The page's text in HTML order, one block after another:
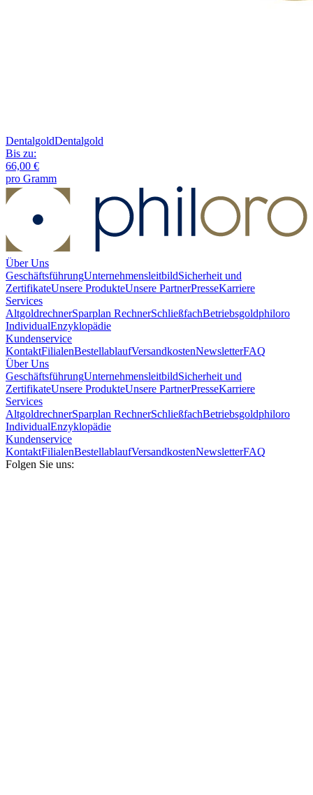
DentalgoldDentalgold
Bis zu:
66,00 €
pro Gramm
Über Uns
GeschäftsführungUnternehmensleitbildSicherheit und
ZertifikateUnsere ProdukteUnsere PartnerPresseKarriere
Services
AltgoldrechnerSparplan RechnerSchließfachBetriebsgoldphiloro
IndividualEnzyklopädie
Kundenservice
KontaktFilialenBestellablaufVersandkostenNewsletterFAQ
Über Uns
GeschäftsführungUnternehmensleitbildSicherheit und
ZertifikateUnsere ProdukteUnsere PartnerPresseKarriere
Services
AltgoldrechnerSparplan RechnerSchließfachBetriebsgoldphiloro
IndividualEnzyklopädie
Kundenservice
KontaktFilialenBestellablaufVersandkostenNewsletterFAQ
Folgen Sie uns: